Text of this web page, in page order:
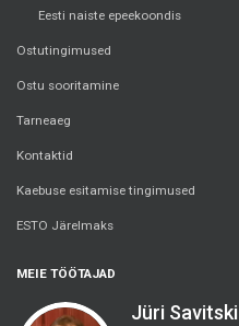
Eesti naiste epeekoondis
Ostutingimused
Ostu sooritamine
Tarneaeg
Kontaktid
Kaebuse esitamise tingimused
ESTO Järelmaks
MEIE TÖÖTAJAD
Jüri Savitski